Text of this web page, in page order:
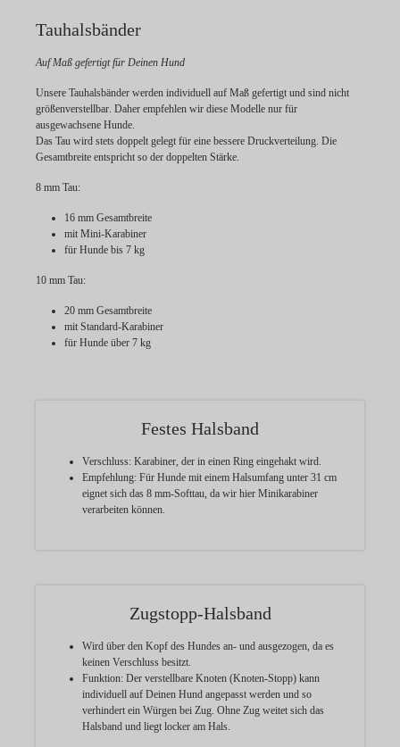
Tauhalsbänder
Auf Maß gefertigt für Deinen Hund
Unsere Tauhalsbänder werden individuell auf Maß gefertigt und sind nicht
größenverstellbar. Daher empfehlen wir diese Modelle nur für
ausgewachsene Hunde.
Das Tau wird stets doppelt gelegt für eine bessere Druckverteilung. Die
Gesamtbreite entspricht so der doppelten Stärke.
8 mm Tau:
16 mm Gesamtbreite
mit Mini-Karabiner
für Hunde bis 7 kg
10 mm Tau:
20 mm Gesamtbreite
mit Standard-Karabiner
für Hunde über 7 kg
Festes Halsband
Verschluss: Karabiner, der in einen Ring eingehakt wird.
Empfehlung: Für Hunde mit einem Halsumfang unter 31 cm
eignet sich das 8 mm-Softtau, da wir hier Minikarabiner
verarbeiten können.
Zugstopp-Halsband
Wird über den Kopf des Hundes an- und ausgezogen, da es
keinen Verschluss besitzt.
Funktion: Der verstellbare Knoten (Knoten-Stopp) kann
individuell auf Deinen Hund angepasst werden und so
verhindert ein Würgen bei Zug. Ohne Zug weitet sich das
Halsband und liegt locker am Hals.